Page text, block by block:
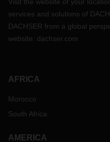
services and solutions of
DACHSER from a global
website: dachser.com
AFRICA
Morocco
South Africa
AMERICA